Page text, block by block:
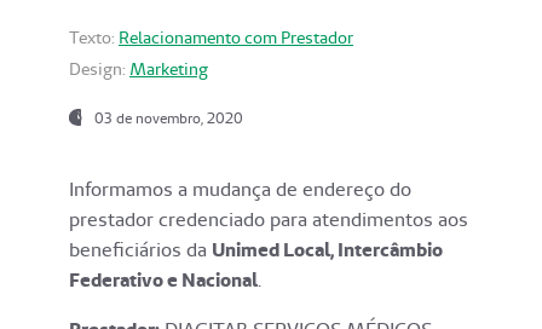
Texto: Relacionamento com Prestador
Design: Marketing
03 de novembro, 2020
Informamos a mudança de endereço do
prestador credenciado para atendimentos aos
beneficiários da Unimed Local, Intercâmbio
Federativo e Nacional.